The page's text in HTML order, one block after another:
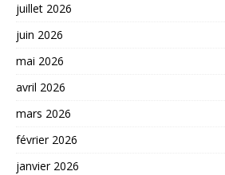
juillet 2026
juin 2026
mai 2026
avril 2026
mars 2026
février 2026
janvier 2026